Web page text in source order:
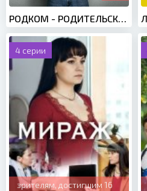
РОДКОМ - РОДИТЕЛЬСКИЙ КОМИТЕТ (2020)
4 серии
зрителям, достигшим 16